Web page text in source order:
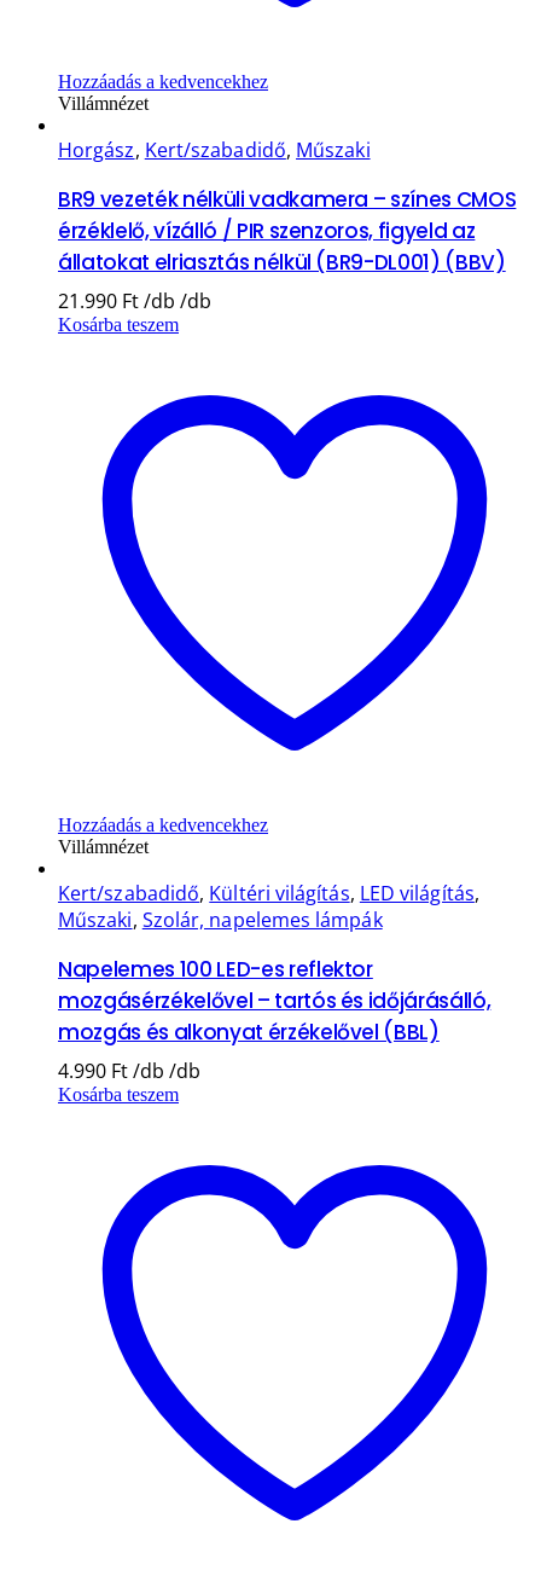
Hozzáadás a kedvencekhez
Villámnézet
Horgász, Kert/szabadidő, Műszaki
BR9 vezeték nélküli vadkamera – színes CMOS
érzéklelő, vízálló / PIR szenzoros, figyeld az
állatokat elriasztás nélkül (BR9-DL001) (BBV)
21.990 Ft
Kosárba teszem
Hozzáadás a kedvencekhez
Villámnézet
Kert/szabadidő, Kültéri világítás, LED világítás,
Műszaki, Szolár, napelemes lámpák
Napelemes 100 LED-es reflektor
mozgásérzékelővel – tartós és időjárásálló,
mozgás és alkonyat érzékelővel (BBL)
4.990 Ft
Kosárba teszem